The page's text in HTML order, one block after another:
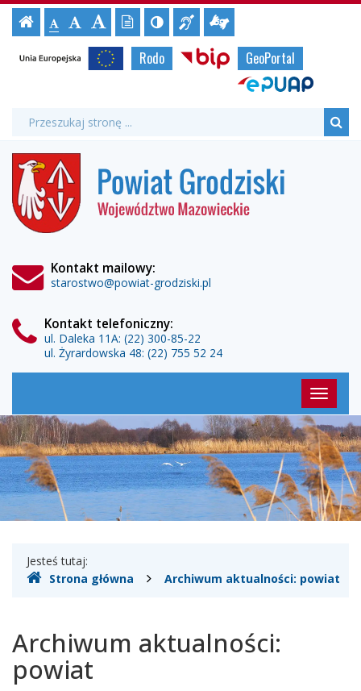
Archiwum
aktualności:
powiat
Powiat
Grodziski
Ustawienia
strony
Strona
główna
Czcionka,
jej
na
Czcionka
standardowa
Czcionka
powiększona
Czcionka
duża
Wersja
tekstowa
Kontrast
(włącz/wyłącz)
Informacja
dla
niesłyszących
Tłumacz
migowy
online
Strony
Unia
Europejska
Rodo
Biuletyn
Informacji
Publicznej
GeoPortal
ePUAP
Wyszukiwarka
Formularz
Wyszukiwana
fraza:
Powiat
Grodziski
Kontakt mailowy:
starostwo@powiat-grodziski.pl
Kontakt telefoniczny:
ul. Daleka 11A: (22) 300-85-22
ul. Żyrardowska 48: (22) 755 52 24
główne
Gdzie
jesteśmy
Jesteś tutaj:
Strona główna
Archiwum aktualności: powiat
Archiwum aktualności:
powiat